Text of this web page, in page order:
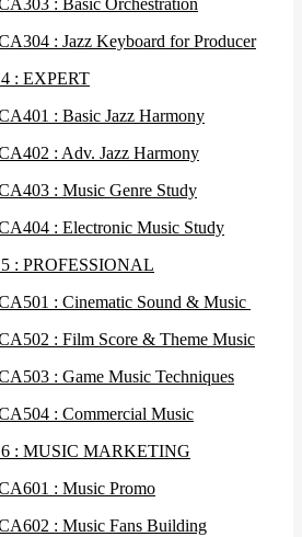
: Basic Orchestration
: Jazz Keyboard for Producer
: EXPERT
: Basic Jazz Harmony
: Adv. Jazz Harmony
: Music Genre Study
: Electronic Music Study
: PROFESSIONAL
: Cinematic Sound & Music
: Film Score & Theme Music
: Game Music Techniques
: Commercial Music
: MUSIC MARKETING
: Music Promo
: Music Fans Building